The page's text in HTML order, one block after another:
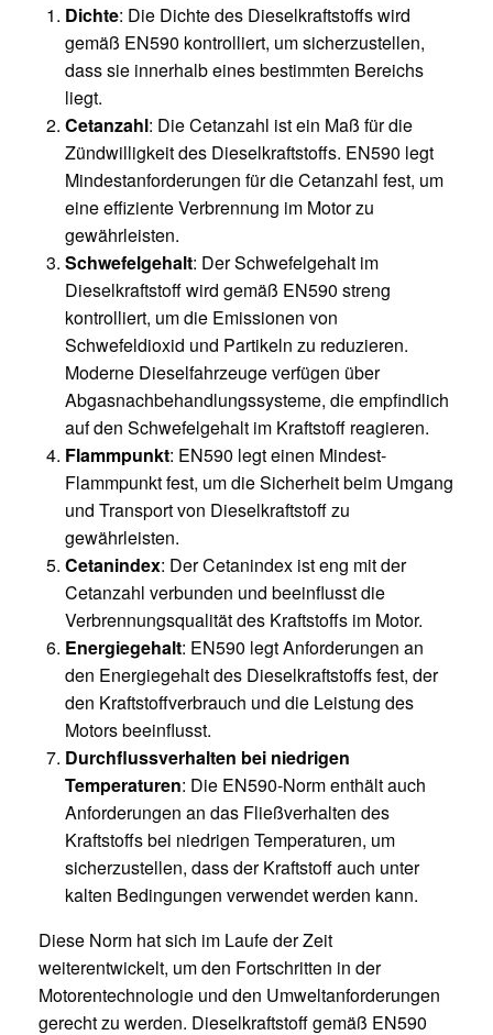
Dichte: Die Dichte des Dieselkraftstoffs wird
gemäß EN590 kontrolliert, um sicherzustellen,
dass sie innerhalb eines bestimmten Bereichs
liegt.
Cetanzahl: Die Cetanzahl ist ein Maß für die
Zündwilligkeit des Dieselkraftstoffs. EN590 legt
Mindestanforderungen für die Cetanzahl fest, um
eine effiziente Verbrennung im Motor zu
gewährleisten.
Schwefelgehalt: Der Schwefelgehalt im
Dieselkraftstoff wird gemäß EN590 streng
kontrolliert, um die Emissionen von
Schwefeldioxid und Partikeln zu reduzieren.
Moderne Dieselfahrzeuge verfügen über
Abgasnachbehandlungssysteme, die empfindlich
auf den Schwefelgehalt im Kraftstoff reagieren.
Flammpunkt: EN590 legt einen Mindest-
Flammpunkt fest, um die Sicherheit beim Umgang
und Transport von Dieselkraftstoff zu
gewährleisten.
Cetanindex: Der Cetanindex ist eng mit der
Cetanzahl verbunden und beeinflusst die
Verbrennungsqualität des Kraftstoffs im Motor.
Energiegehalt: EN590 legt Anforderungen an
den Energiegehalt des Dieselkraftstoffs fest, der
den Kraftstoffverbrauch und die Leistung des
Motors beeinflusst.
Durchflussverhalten bei niedrigen
Temperaturen: Die EN590-Norm enthält auch
Anforderungen an das Fließverhalten des
Kraftstoffs bei niedrigen Temperaturen, um
sicherzustellen, dass der Kraftstoff auch unter
kalten Bedingungen verwendet werden kann.
Diese Norm hat sich im Laufe der Zeit
weiterentwickelt, um den Fortschritten in der
Motorentechnologie und den Umweltanforderungen
gerecht zu werden. Dieselkraftstoff gemäß EN590